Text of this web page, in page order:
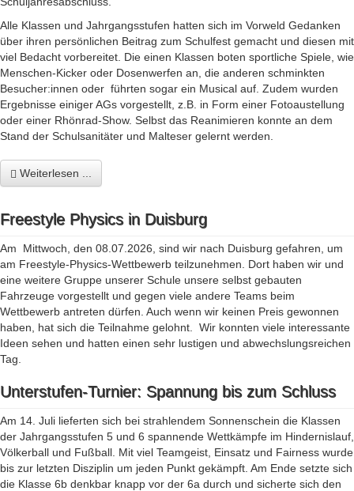
Alle Klassen und Jahrgangsstufen hatten sich im Vorweld Gedanken
über ihren persönlichen Beitrag zum Schulfest gemacht und diesen mit
viel Bedacht vorbereitet. Die einen Klassen boten sportliche Spiele, wie
Menschen-Kicker oder Dosenwerfen an, die anderen schminkten
Besucher:innen oder führten sogar ein Musical auf. Zudem wurden
Ergebnisse einiger AGs vorgestellt, z.B. in Form einer Fotoaustellung
oder einer Rhönrad-Show. Selbst das Reanimieren konnte an dem
Stand der Schulsanitäter und Malteser gelernt werden.
Weiterlesen ...
Freestyle Physics in Duisburg
Am Mittwoch, den 08.07.2026, sind wir nach Duisburg gefahren, um
am Freestyle-Physics-Wettbewerb teilzunehmen. Dort haben wir und
eine weitere Gruppe unserer Schule unsere selbst gebauten
Fahrzeuge vorgestellt und gegen viele andere Teams beim
Wettbewerb antreten dürfen. Auch wenn wir keinen Preis gewonnen
haben, hat sich die Teilnahme gelohnt. Wir konnten viele interessante
Ideen sehen und hatten einen sehr lustigen und abwechslungsreichen
Tag.
Unterstufen-Turnier: Spannung bis zum Schluss
Am 14. Juli lieferten sich bei strahlendem Sonnenschein die Klassen
der Jahrgangsstufen 5 und 6 spannende Wettkämpfe im Hindernislauf,
Völkerball und Fußball. Mit viel Teamgeist, Einsatz und Fairness wurde
bis zur letzten Disziplin um jeden Punkt gekämpft. Am Ende setzte sich
die Klasse 6b denkbar knapp vor der 6a durch und sicherte sich den